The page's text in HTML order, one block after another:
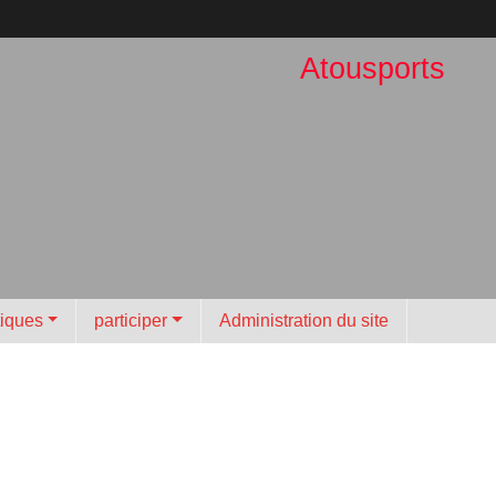
Atousports
participer Administration du site